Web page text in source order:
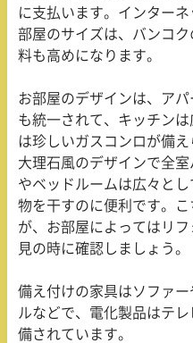
に支払います。インター
部屋のサイズは、バンコ
料も高めになります。
お部屋のデザインは、ア
も統一されて、キッチン
は珍しいガスコンロが備
大理石風のデザインで全
やベッドルームは広々と
物を干すのに便利です。
が、お部屋によってはリ
見の時に確認しましょう。
備え付けの家具はソファ
ルなどで、電化製品はテ
備されています。